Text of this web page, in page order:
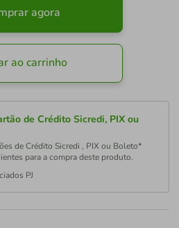
agora
ao carrinho
de Crédito Sicredi, PIX ou
de Crédito Sicredi , PIX ou Boleto*
para a compra deste produto.
PJ